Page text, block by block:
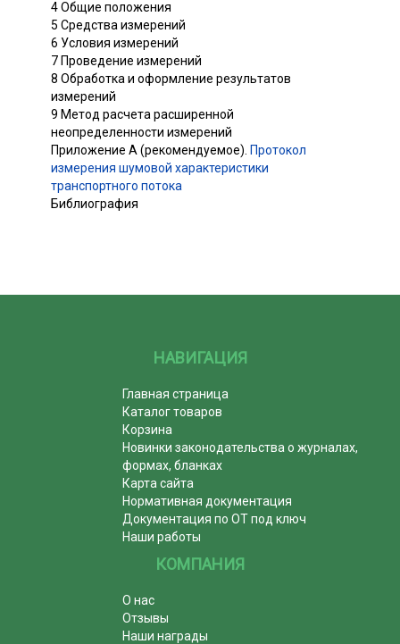
4 Общие положения
5 Средства измерений
6 Условия измерений
7 Проведение измерений
8 Обработка и оформление результатов
измерений
9 Метод расчета расширенной
неопределенности измерений
Приложение А (рекомендуемое). Протокол
измерения шумовой характеристики
транспортного потока
Библиография
НАВИГАЦИЯ
Главная страница
Каталог товаров
Корзина
Новинки законодательства о журналах,
формах, бланках
Карта сайта
Нормативная документация
Документация по ОТ под ключ
Наши работы
КОМПАНИЯ
О нас
Отзывы
Наши награды